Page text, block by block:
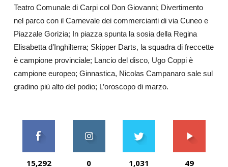
Teatro Comunale di Carpi col Don Giovanni; Divertimento
nel parco con il Carnevale dei commercianti di via Cuneo e
Piazzale Gorizia; In piazza spunta la sosia della Regina
Elisabetta d’Inghilterra; Skipper Darts, la squadra di freccette
è campione provinciale; Lancio del disco, Ugo Coppi è
campione europeo; Ginnastica, Nicolas Campanaro sale sul
gradino più alto del podio; L’oroscopo di marzo.
15,292 0 1,031 49